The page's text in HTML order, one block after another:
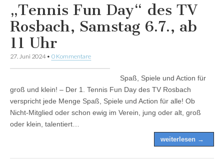
„Tennis Fun Day“ des TV
Rosbach, Samstag 6.7., ab
11 Uhr
27. Juni 2024• 0 Kommentare
Spaß, Spiele und Action für
groß und klein! – Der 1. Tennis Fun Day des TV Rosbach
verspricht jede Menge Spaß, Spiele und Action für alle! Ob
Nicht-Mitglied oder schon ewig im Verein, jung oder alt, groß
oder klein, talentiert…
weiterlesen →